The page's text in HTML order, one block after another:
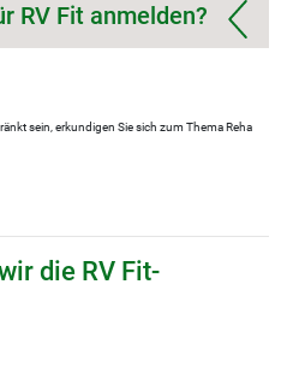
RV Fit anmelden?
sein, erkundigen Sie sich zum Thema Reha
die RV Fit-